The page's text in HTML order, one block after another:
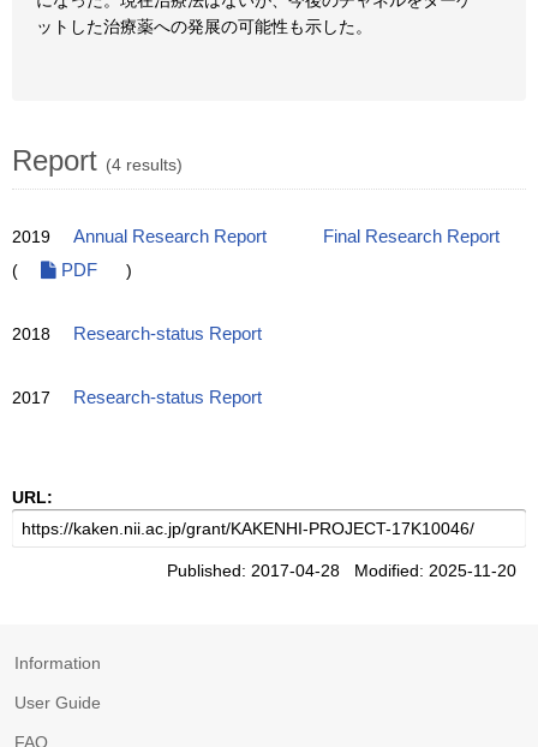
ットした治療薬への発展の可能性も示した。
Report (4 results)
2019 Annual Research Report
Final Research Report
(
PDF )
2018 Research-status Report
2017 Research-status Report
URL:
Published: 2017-04-28 Modified: 2025-11-20
Information
User Guide
FAQ